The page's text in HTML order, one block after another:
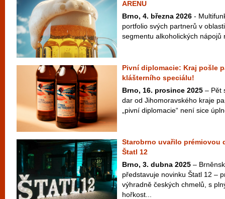
ARENU
Brno, 4. března 2026 -
portfolio svých partnerů v
segmentu alkoholických nápojů
Pivní diplomacie: Kraj pošle
klášterního speciálu!
Brno, 16. prosince 2025 – Pět
dar od Jihomoravského kraje
„pivní diplomacie“ není sice
Starobrno uvařilo prémiovou
Štatl 12
Brno, 3. dubna 2025 –
představuje novinku Štatl 12 –
výhradně českých chmelů, s
hořkost...